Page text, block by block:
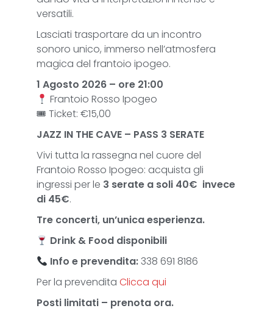
versatili.
Lasciati trasportare da un incontro
sonoro unico, immerso nell’atmosfera
magica del frantoio ipogeo.
1 Agosto 2026 – ore 21:00
Frantoio Rosso Ipogeo
🎟 Ticket: €15,00
JAZZ IN THE CAVE – PASS 3 SERATE
Vivi tutta la rassegna nel cuore del
Frantoio Rosso Ipogeo: acquista gli
ingressi per le 3 serate a soli 40€ invece
di 45€.
Tre concerti, un’unica esperienza.
Drink & Food disponibili
Info e prevendita:338 691 8186
Per la prevendita Clicca qui
Posti limitati – prenota ora.